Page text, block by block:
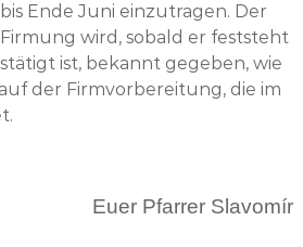
Ende Juni einzutragen. Der
wird, sobald er feststeht
ist, bekannt gegeben, wie
der Firmvorbereitung, die im
Euer Pfarrer Slavomír